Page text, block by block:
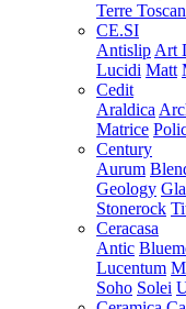
Terre
CE.SI
Antislip Art
Lucidi Matt
Cedit
Araldica
Matrice
Century
Aurum
Geology
Stonerock
Ceracasa
Antic
Lucentum
Soho Solei